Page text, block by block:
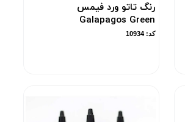
رنگ تاتو ورد فیمس
Galapagos Green
کد: 10934